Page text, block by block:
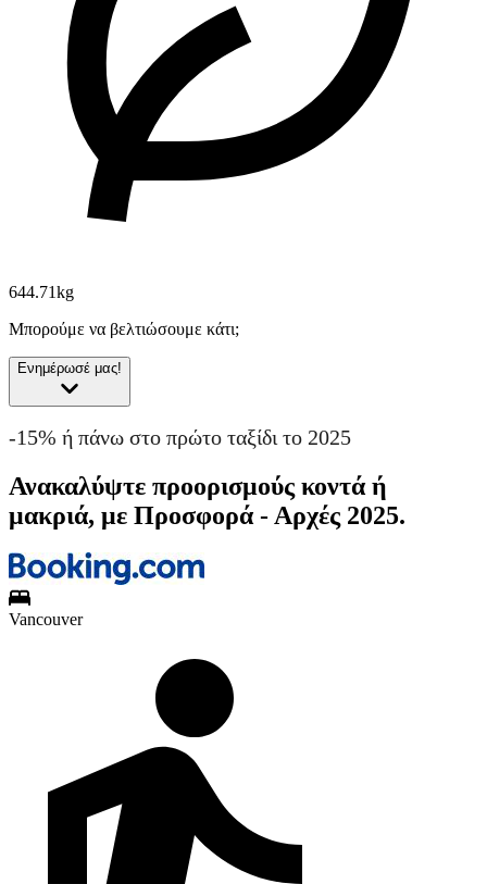
644.71kg
Μπορούμε να βελτιώσουμε κάτι;
Ενημέρωσέ μας!
-15% ή πάνω στο πρώτο ταξίδι το 2025
Ανακαλύψτε προορισμούς κοντά ή
μακριά, με Προσφορά - Αρχές 2025.
Vancouver